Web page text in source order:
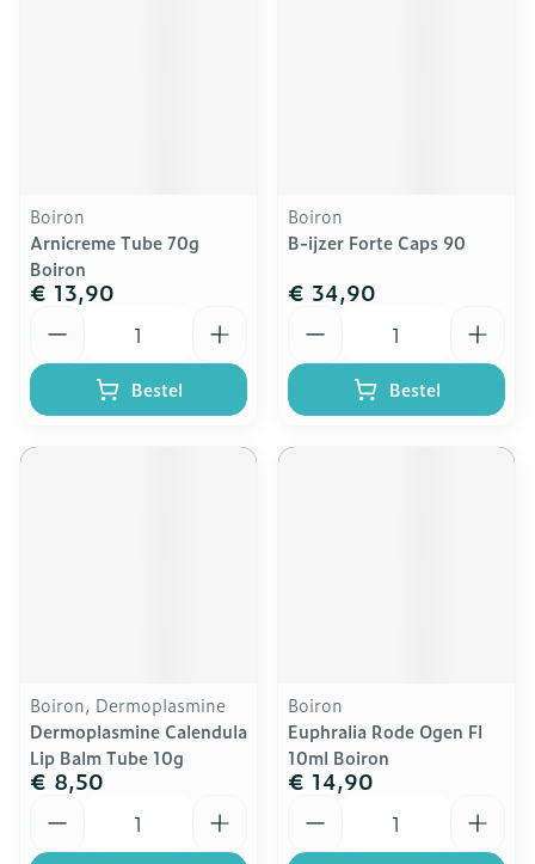
Boiron
Arnicreme Tube 70g
Boiron
€ 13,90
Bestel
Boiron
B-ijzer Forte Caps 90
€ 34,90
Bestel
Boiron, Dermoplasmine
Dermoplasmine Calendula
Lip Balm Tube 10g
€ 8,50
Boiron
Euphralia Rode Ogen Fl
10ml Boiron
€ 14,90